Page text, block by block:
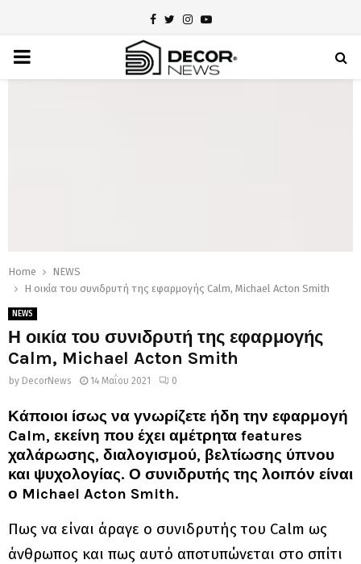
Facebook
TwitterInstagram
Youtube
PRIMARY
Home
NEWS
Η οικία του συνιδρυτή της εφαρμογής Calm, Michael Acton Smith
NEWS
Η οικία του συνιδρυτή της εφαρμογής
Calm, Michael Acton Smith
by DecorNews 14 Μαΐου 2021 0
Κάποιοι ίσως να γνωρίζετε ήδη την εφαρμογή
Calm, εκείνη που έχει αμέτρητα features
χαλάρωσης, διαλογισμού, βελτίωσης ύπνου
και ψυχολογίας. Ο συνιδρυτής της λοιπόν είναι
ο Michael Acton Smith.
Πως να είναι άραγε ο συνιδρυτής του Calm ως
άνθρωπος και πως αυτό αποτυπώνεται στο σπίτι